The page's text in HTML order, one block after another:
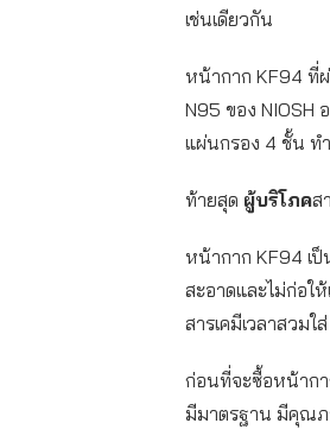
เช่นเดียวกัน
หน้ากาก KF94 ที่ผ่
N95 ของ NIOSH
แผ่นกรอง 4 ชั้น ท
ท้ายสุด ผู้บริโภคส
หน้ากาก KF94 เป็
สะอาดและไม่ก่อใ
สารเคมีเวลาสวมใส่
ก่อนที่จะซื้อหน้ากา
มีมาตรฐาน มีคุณภ